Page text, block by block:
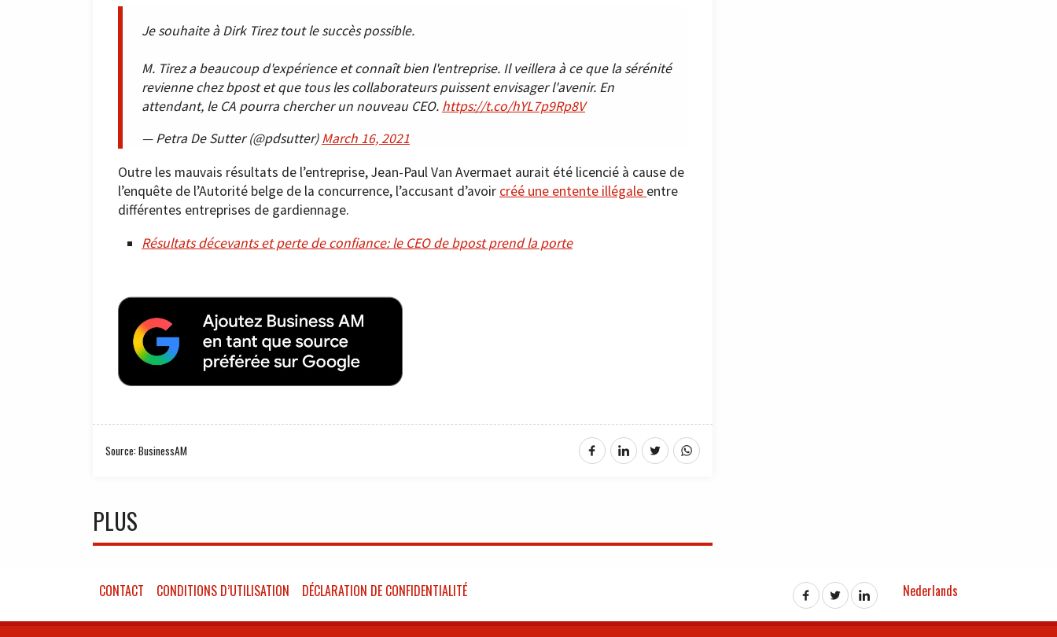
Je souhaite à Dirk Tirez tout le succès possible.
M. Tirez a beaucoup d'expérience et connaît bien l'entreprise. Il veillera à ce que la sérénité
revienne chez bpost et que tous les collaborateurs puissent envisager l'avenir. En
attendant, le CA pourra chercher un nouveau CEO. https://t.co/hYL7p9Rp8V
— Petra De Sutter (@pdsutter)March 16, 2021
Outre les mauvais résultats de l’entreprise, Jean-Paul Van Avermaet aurait été licencié à cause de
l’enquête de l’Autorité belge de la concurrence, l’accusant d’avoir créé une entente illégale entre
différentes entreprises de gardiennage.
Résultats décevants et perte de confiance: le CEO de bpost prend la porte
Source: BusinessAM
PLUS
CONTACT CONDITIONS D’UTILISATION DÉCLARATION DE CONFIDENTIALITÉ Nederlands